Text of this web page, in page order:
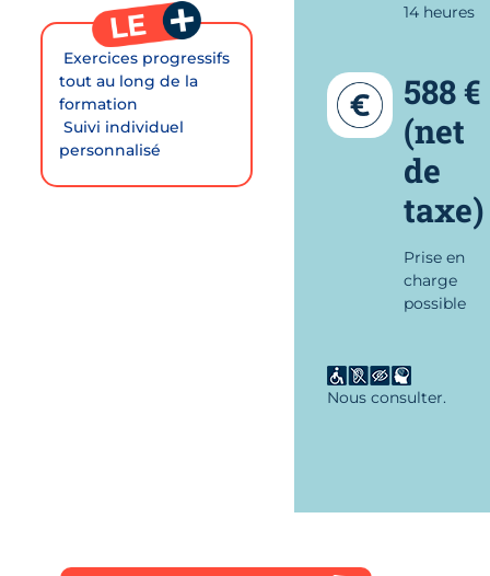
 Exercices progressifs
tout au long de la
formation
 Suivi individuel
personnalisé
14 heures
588 €
(net
de
taxe)
Prise en
charge
possible
Nous consulter.